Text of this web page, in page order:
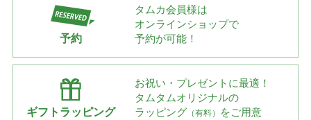
予約
タムカ会員様は
オンラインショップで
予約が可能！
ギフトラッピング
お祝い・プレゼントに最適！
タムタムオリジナルの
ラッピング （有料） をご用意